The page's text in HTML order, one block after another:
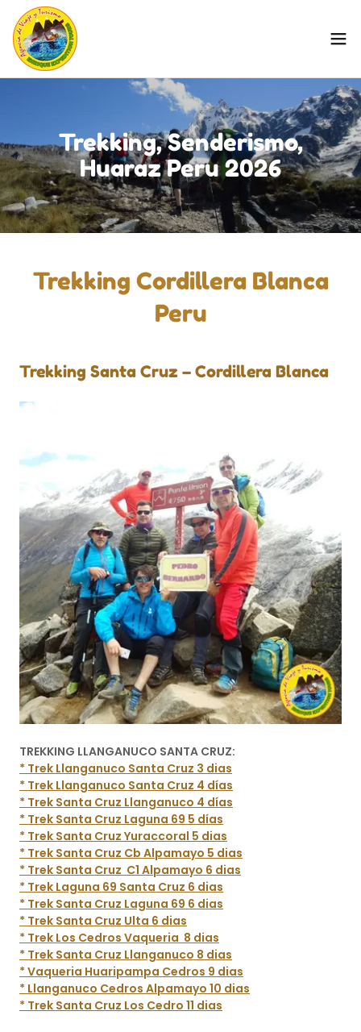
Trekking, Senderismo,
Huaraz Peru 2026
Trekking Cordillera Blanca
Peru
Trekking Santa Cruz – Cordillera Blanca
TREKKING LLANGANUCO SANTA CRUZ:
* Trek Llanganuco Santa Cruz 3 dias
* Trek Llanganuco Santa Cruz 4 días
* Trek Santa Cruz Llanganuco 4 días
* Trek Santa Cruz Laguna 69 5 días
* Trek Santa Cruz Yuraccoral 5 dias
* Trek Santa Cruz Cb Alpamayo 5 dias
* Trek Santa Cruz C1 Alpamayo 6 dias
* Trek Laguna 69 Santa Cruz 6 dias
* Trek Santa Cruz Laguna 69 6 dias
* Trek Santa Cruz Ulta 6 dias
* Trek Los Cedros Vaqueria 8 dias
* Trek Santa Cruz Llanganuco 8 dias
* Vaqueria Huaripampa Cedros 9 dias
* Llanganuco Cedros Alpamayo 10 dias
* Trek Santa Cruz Los Cedro 11 dias